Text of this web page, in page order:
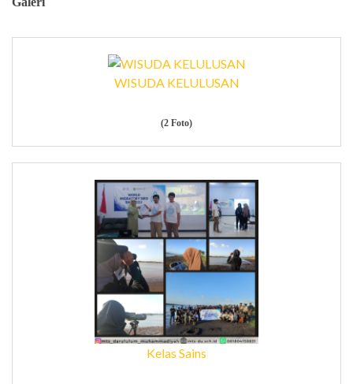
WISUDA KELULUSAN
(2 Foto)
Kelas Sains